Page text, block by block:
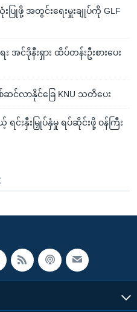
ြုဖို့ အတွင်းရေးမှူးချုပ်ကို GLF
အင်ဒိုနီးရှား ထိပ်တန်းဦးစားပေး
င်လာနိုင်ခြေ KNU သတိပေး
င်းနှီးမြှုပ်နှံမှု ရပ်ဆိုင်းဖို့ ဝန်ကြီး